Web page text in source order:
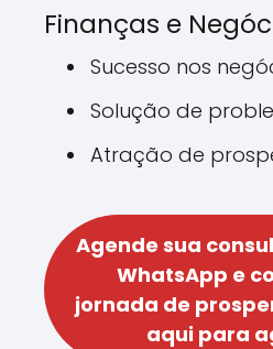
Finanças e
Sucesso nos
Solução de
Atração de
Agende sua
WhatsApp e
jornada de
aqui para